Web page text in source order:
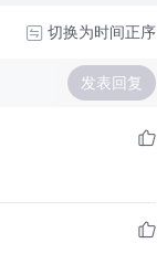
切换为时间正序
发表回复